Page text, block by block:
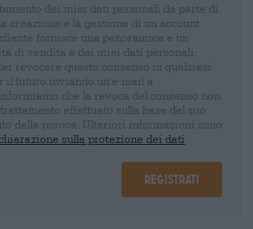
dei miei dati personali da parte di
creazione e la gestione di un account
fornisce una panoramica e un
di vendita e dei miei dati personali.
revocare questo consenso in qualsiasi
il futuro inviando un'e-mail a
che la revoca del consenso non
effettuato sulla base del suo
della revoca. Ulteriori informazioni sono
sulla protezione dei dati
Registrati